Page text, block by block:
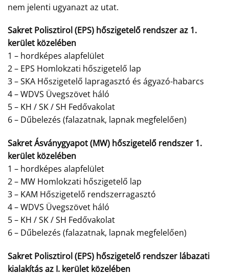
nem jelenti ugyanazt az utat.
Sakret Polisztirol (EPS) hőszigetelő rendszer az 1.
kerület közelében
1 – hordképes alapfelület
2 – EPS Homlokzati hőszigetelő lap
3 – SKA Hőszigetelő lapragasztó és ágyazó-habarcs
4 – WDVS Üvegszövet háló
5 – KH / SK / SH Fedővakolat
6 – Dűbelezés (falazatnak, lapnak megfelelően)
Sakret Ásványgyapot (MW) hőszigetelő rendszer 1.
kerület közelében
1 – hordképes alapfelület
2 – MW Homlokzati hőszigetelő lap
3 – KAM Hőszigetelő rendszerragasztó
4 – WDVS Üvegszövet háló
5 – KH / SK / SH Fedővakolat
6 – Dűbelezés (falazatnak, lapnak megfelelően)
Sakret Polisztirol (EPS) hőszigetelő rendszer lábazati
kialakítás az I. kerület közelében